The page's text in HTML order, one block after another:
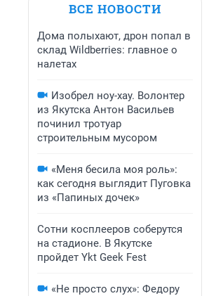
ВСЕ НОВОСТИ
Дома полыхают, дрон попал в
склад Wildberries: главное о
налетах
Изобрел ноу-хау. Волонтер
из Якутска Антон Васильев
починил тротуар
строительным мусором
«Меня бесила моя роль»:
как сегодня выглядит Пуговка
из «Папиных дочек»
Сотни косплееров соберутся
на стадионе. В Якутске
пройдет Ykt Geek Fest
«Не просто слух»: Федору